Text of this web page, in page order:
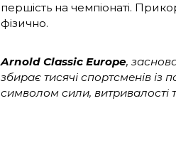
першість на чемпіонаті.
фізично.
Arnold Classic Europe,
збирає тисячі спортсменів із
символом сили, витривалості